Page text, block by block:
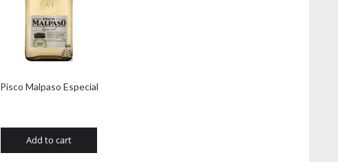
Pisco Malpaso Especial
Add to cart